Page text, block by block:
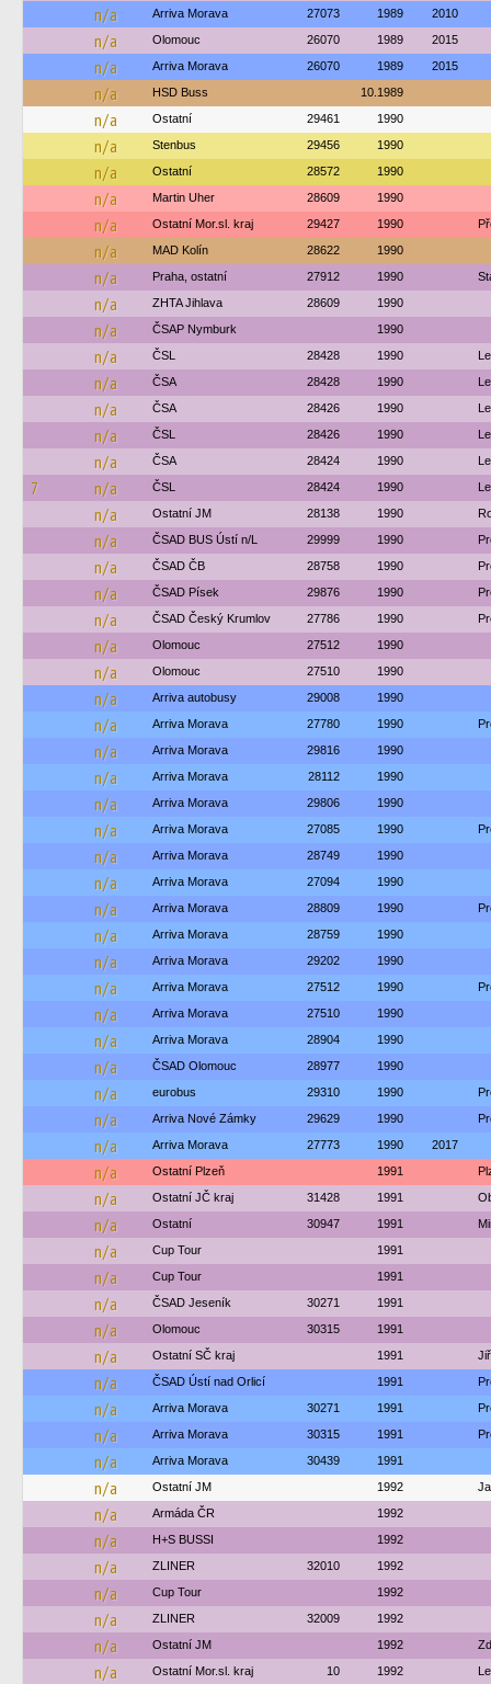
n/a Arriva Morava 27073 1989 2010
n/a Olomouc 26070 1989 2015
n/a Arriva Morava 26070 1989 2015
n/a HSD Buss 10.1989
n/a Ostatní 29461 1990
n/a Stenbus 29456 1990
n/a Ostatní 28572 1990
n/a Martin Uher 28609 1990
n/a Ostatní Mor.sl. kraj 29427 1990
n/a MAD Kolín 28622 1990
n/a Praha, ostatní 27912 1990
n/a ZHTA Jihlava 28609 1990
n/a ČSAP Nymburk 1990
n/a ČSL 28428 1990
n/a ČSA 28428 1990
n/a ČSA 28426 1990
n/a ČSL 28426 1990
n/a ČSA 28424 1990
7 n/a ČSL 28424 1990
n/a Ostatní JM 28138 1990
n/a ČSAD BUS Ústí n/L 29999 1990
n/a ČSAD ČB 28758 1990
n/a ČSAD Písek 29876 1990
n/a ČSAD Český Krumlov 27786 1990
n/a Olomouc 27512 1990
n/a Olomouc 27510 1990
n/a Arriva autobusy 29008 1990
n/a Arriva Morava 27780 1990
n/a Arriva Morava 29816 1990
n/a Arriva Morava 28112 1990
n/a Arriva Morava 29806 1990
n/a Arriva Morava 27085 1990
n/a Arriva Morava 28749 1990
n/a Arriva Morava 27094 1990
n/a Arriva Morava 28809 1990
n/a Arriva Morava 28759 1990
n/a Arriva Morava 29202 1990
n/a Arriva Morava 27512 1990
n/a Arriva Morava 27510 1990
n/a Arriva Morava 28904 1990
n/a ČSAD Olomouc 28977 1990
n/a eurobus 29310 1990
n/a Arriva Nové Zámky 29629 1990
n/a Arriva Morava 27773 1990 2017
n/a Ostatní Plzeň 1991
n/a Ostatní JČ kraj 31428 1991
n/a Ostatní 30947 1991
n/a Cup Tour 1991
n/a Cup Tour 1991
n/a ČSAD Jeseník 30271 1991
n/a Olomouc 30315 1991
n/a Ostatní SČ kraj 1991
n/a ČSAD Ústí nad Orlicí 1991
n/a Arriva Morava 30271 1991
n/a Arriva Morava 30315 1991
n/a Arriva Morava 30439 1991
n/a Ostatní JM 1992
n/a Armáda ČR 1992
n/a H+S BUSSI 1992
n/a ZLINER 32010 1992
n/a Cup Tour 1992
n/a ZLINER 32009 1992
n/a Ostatní JM 1992
n/a Ostatní Mor.sl. kraj 10 1992